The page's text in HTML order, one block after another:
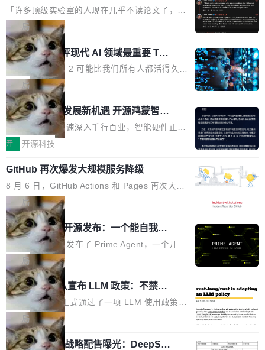
个表单字段，每个字段还有联动逻辑；比如我
想...
的严苛使用需求。 澎湃功率，紧凑机身 钛金雕1
600PG5 AI TOP具备强悍输出功率，同时实现
机身尺寸大幅精简。整机长度仅16厘米，属于同
功率段机身尺寸十分紧凑的1600W电源产品。小
巧机身有效提升市面主流标准A...
元。数字广告与公共关系相关服务市场更是从20
25年的8463亿美元扩张至2026年的8763亿美
元。数字的背后是一个清晰的事实——品牌对专
业化营销服务的需求从未如此迫切。 但市场扩容
的同时,服务商的竞争逻辑正在改变。2026年Top
Agency年度合辑的观察指出,“产品”这个离消费
者最近的载体,在整个品牌营销层面的权重显著变
高了。全域营销服务商的竞争正在从规模转向深
度,案例厚度、全域覆盖、多线协同...
了
「许多顶级实验室的人现在几乎不读论文了，而
且他们认为 ICLR/ICML/NeurIPS 充斥着大量过
度宣传和欺诈。」 OpenAI 研究员 Keller Jorda
n 这条推文引发了广泛讨论。他不是在说风凉
话，他是说出了一个圈内人尽皆知但很少公开捅
破的事实。 Jordan 随后补充了一句软化声明：
「我不认为这些会议上大部分论文都在过度宣传
或造假。问题是，作为读者，如果你筛选出那些
看起来最令人兴奋的论文，那它们大部分都是过
度宣传的。」 这才是真正的痛点。不是所有论文
都有问题，是最吸引眼球的那批论文最有问题。
他引用的帖子来自 Mathew Shen，一位 ICLR 2
026 的读者：「看了篇 ...
局
xAI 前工程师评现代 AI 领域最重要 Top
3 开源项目
Flash Attention 2 可能比我们所有人都活得久。
这句话不是来自某个技术博客，而是出自 Hieu
Pham 的一条推文。Hieu Pham 是谁？他是 xAI
的早期工程师之一，在 Grok 训练基础设施团队
工作过。近日他在 X 上发了一条帖子，列出了他
认为现代 AI 领域最重要的三个开源项目。 第一
理由很具体。FA 系列不需要解释，但 FA2 是他
认为最重要的一个——复杂度恰到好处，刚好能
驱动你去学 CuTe，但还没被那些"邪恶的" Hopp
er++ 优化所淹没，足够容易修改和适配。 更关
键的是 FA2 的持久性...
局
共商智能硬件发展新机遇 开源鸿蒙智能
硬件开发者日杭州站即将举行
随着万物智联加速深入千行百业，智能硬件正从
单点设备迈向智能化、网联化、协同化发展。作
鸿蒙通过统一技术底座和分布式能力，为不同类
型智能设备的开发、连接与互联提供关键支撑，
也为产业链企业探索产品创新与商业增长打开新
的空间。 8月14日，开源鸿蒙智能硬件开发者日
（OHDD：OpenHarmony Hardware Develope
r Day）将在杭州启航。活动面向智能硬件产业
链企业和开发者，邀请行业专家与资深技术顾
问，围绕开源鸿蒙技术能力、设备适配、芯片适
配、功耗与稳定性调优、兼容性测评及统一互联
等内容展开系统讲解和实战交流，帮助企业进一
步了解开源鸿蒙在智能...
开 开源科技
GitHub 再次爆发大规模服务降级
8 月 6 日，GitHub Actions 和 Pages 再次大规
模服务降级，Actions 完全不可用超过 5 小时，
webhook 停发，连自托管 runner 也因调度层故
障无法工作。Pages、Copilot code review、C
opilot coding agent 全部受影响。从检测到完全
恢复，大约 12 小时。 这是 2026 年 8 月的第六
起事故，其中四起与 AI/Copilot 服务相关。 Git
Hub 员工 kdaigle 在 HN 讨论中贴出了一组数
据：2025 年全年 10 亿次 commit。现在，每周
2.75 亿次，全年预计 140 亿次。GitHub...
局
Prime Agent 开源发布：一个能自我改
进的编程 Agent，ARC-AGI 3 超越人类
专家基线
Prime Intellect 发布了 Prime Agent，一个开源
的编程 Agent Harness，核心设计围绕两个抽
象：Recursive Language Model（RLM）和 C
ontinual Harness。在 ARC-AGI 3 基准测试
上，Prime Agent + Opus 5 的组合达到了 95.
5% RHAE Best@1，超过了 ARC 报告的人类专
家基线 95.4%。 不是又一个 coding agent 包装
器 Prime Agent 的架构和市面上大多数 coding
局
Rust 项目团队宣布 LLM 政策：不禁
止，但你要承认哪些代码不是你写的
Rust 语言项目正式通过了一项 LLM 使用政策，
覆盖 rust-lang/rust 单一仓库的代码贡献。这不
是项目级别的官方立场，目前由五个团队采纳，
但它可能是主流开源项目中关于 AI 辅助贡献最
局
宇树科技 IPO 战略配售曝光：DeepSe